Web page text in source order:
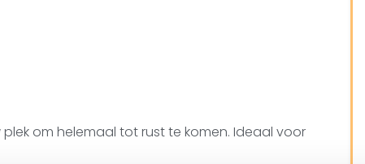
plek om helemaal tot rust te komen. Ideaal voor